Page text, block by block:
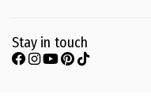
Stay in touch